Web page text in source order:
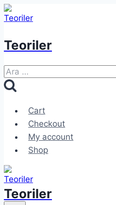
Skip
to
Teoriler
Arama:
Cart
Checkout
My account
Shop
Teoriler